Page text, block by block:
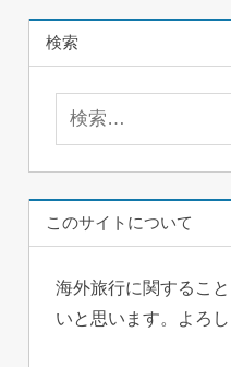
検索
このサイトについて
海外旅行に関するこ
いと思います。よろ